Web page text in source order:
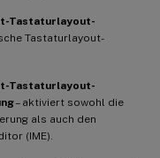
Tastaturlayout-
Tastaturlayout-
Tastaturlayout-
– aktiviert sowohl die
als auch den
(IME).